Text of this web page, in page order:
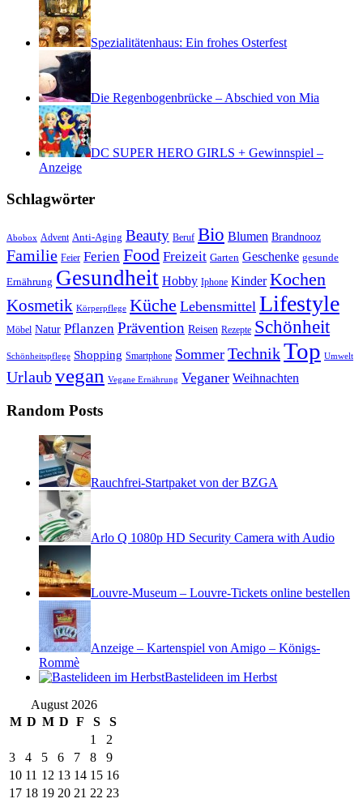
Spezialitätenhaus: Ein frohes Osterfest
Die Regenbogenbrücke – Abschied von Mia
DC SUPER HERO GIRLS + Gewinnspiel –
Anzeige
Schlagwörter
Abobox Advent Anti-Aging Beauty Beruf Bio Blumen Brandnooz
Familie Feier Ferien Food Freizeit Garten Geschenke gesunde
Ernährung Gesundheit Hobby Iphone Kinder Kochen
Kosmetik Körperpflege Küche Lebensmittel Lifestyle
Möbel Natur Pflanzen Prävention Reisen Rezepte Schönheit
Schönheitspflege Shopping Smartphone Sommer TechnikTop Umwelt
Urlaubvegan Vegane Ernährung Veganer Weihnachten
Random Posts
Rauchfrei-Startpaket von der BZGA
Arlo Q 1080p HD Security Camera with Audio
Louvre-Museum – Louvre-Tickets online bestellen
Anzeige – Kartenspiel von Amigo – Königs-
Rommè
Bastelideen im Herbst
August 2026
M D M D F S
S
1
2
3
4 5 6 7 8
9
10 11 12 13 14 15 16
17 18 19 20 21 22 23